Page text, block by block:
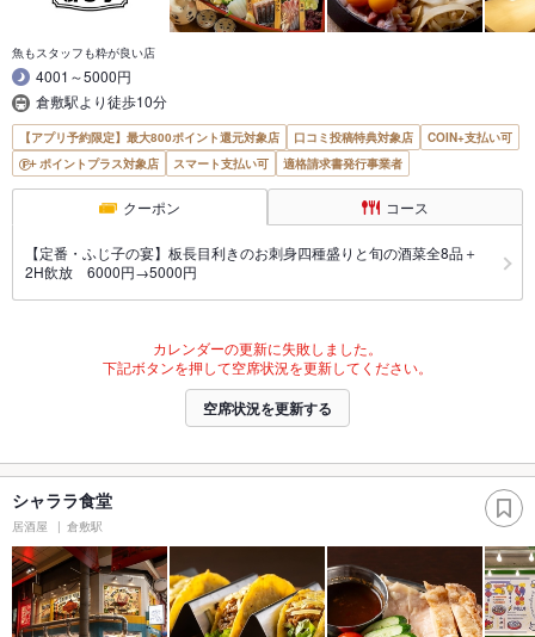
魚もスタッフも粋が良い店
4001～5000円
倉敷駅より徒歩10分
【アプリ予約限定】最大800ポイント還元対象店 口コミ投稿特典対象店
COIN+支払い可
ポイントプラス対象店
スマート支払い可 適格請求書発行事業者
クーポン コース
【定番・ふじ子の宴】板長目利きのお刺身四種盛りと旬の酒菜全8品＋
2H飲放 6000円→5000円
カレンダーの更新に失敗しました。
下記ボタンを押して空席状況を更新してください。
空席状況を更新する
シャララ食堂
居酒屋 倉敷駅